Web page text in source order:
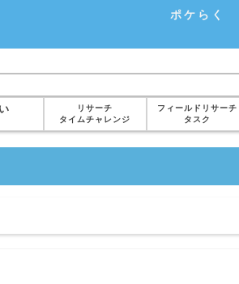
ポケらく
リサーチ
タイムチャレンジ
フィールドリサーチ
タスク